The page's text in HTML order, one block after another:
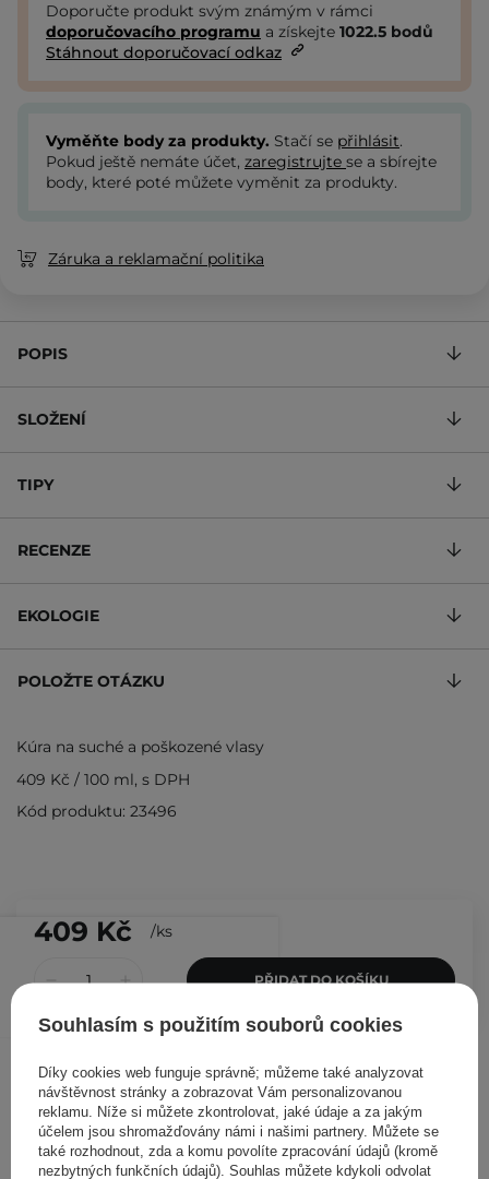
409 Kč /ks
PŘIDAT DO KOŠÍKU
Doporučte produkt svým známým v rámci
doporučovacího programu a získejte 1022.5 bodů
Stáhnout doporučovací odkaz
Vyměňte body za produkty. Stačí se přihlásit.
Pokud ještě nemáte účet, zaregistrujte se a sbírejte
body, které poté můžete vyměnit za produkty.
Záruka a reklamační politika
POPIS
SLOŽENÍ
TIPY
RECENZE
EKOLOGIE
POLOŽTE OTÁZKU
Kúra na suché a poškozené vlasy
409 Kč / 100 ml, s DPH
Kód produktu: 23496
Ostatní zákazníci si prohlédli
Souhlasím s použitím souborů cookies
Díky cookies web funguje správně; můžeme také analyzovat
návštěvnost stránky a zobrazovat Vám personalizovanou
reklamu. Níže si můžete zkontrolovat, jaké údaje a za jakým
účelem jsou shromažďovány námi i našimi partnery. Můžete se
také rozhodnout, zda a komu povolíte zpracování údajů (kromě
nezbytných funkčních údajů). Souhlas můžete kdykoli odvolat